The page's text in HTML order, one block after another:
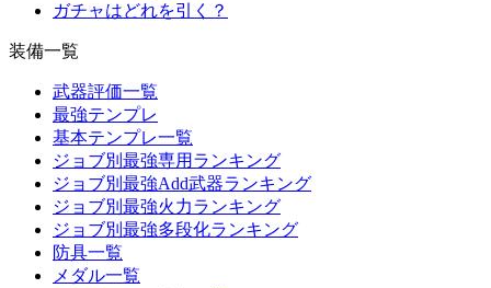
ガチャはどれを引く？
装備一覧
武器評価一覧
最強テンプレ
基本テンプレ一覧
ジョブ別最強専用ランキング
ジョブ別最強Add武器ランキング
ジョブ別最強火力ランキング
ジョブ別最強多段化ランキング
防具一覧
メダル一覧